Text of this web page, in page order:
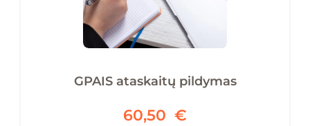
GPAIS ataskaitų pildymas
60,50 €